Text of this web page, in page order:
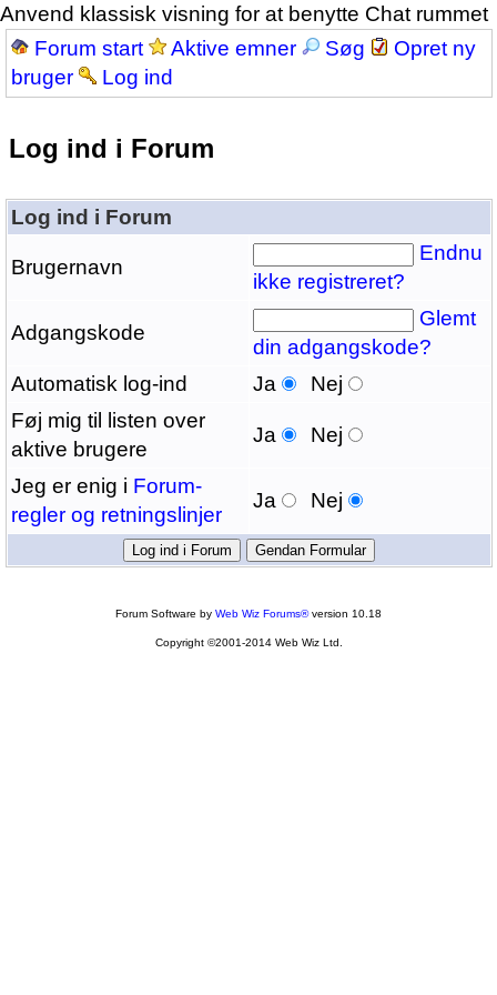
Anvend klassisk visning for at benytte Chat rummet
Forum start
Aktive emner Søg
Opret ny
bruger
Log ind
Log ind i Forum
Log ind i Forum
Brugernavn
Endnu
ikke registreret?
Adgangskode
Glemt
din adgangskode?
Automatisk log-ind
Ja
Nej
Føj mig til listen over
aktive brugere
Ja Nej
Jeg er enig i Forum-
regler og retningslinjer
Ja Nej
Forum Software by Web Wiz Forums®version 10.18
Copyright ©2001-2014 Web Wiz Ltd.